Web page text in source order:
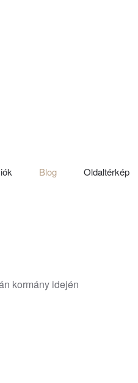
Blog Oldaltérkép
kormány idején